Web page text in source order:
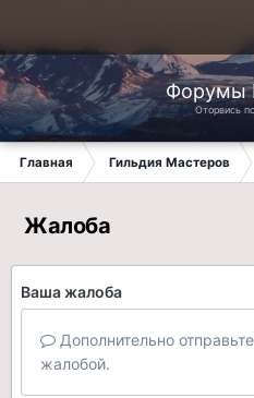
Форумы
Оторвись
Главная Гильдия Мастеров
Жалоба
Ваша жалоба
Дополнительно
жалобой.